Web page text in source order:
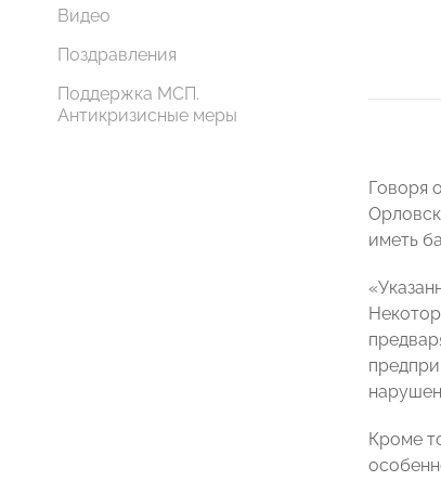
Видео
Поздравления
Поддержка МСП.
Антикризисные меры
Говоря
иметь
Кроме